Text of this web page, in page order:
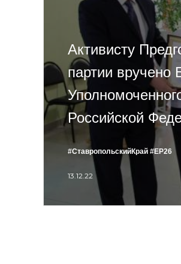
Активисту
партии вручено
Российской
#СтавропольскийКрай #ЕР26
13.12.22